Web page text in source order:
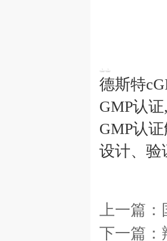
德斯特
GMP认
GMP认
设计、验
上一篇：
下一篇：